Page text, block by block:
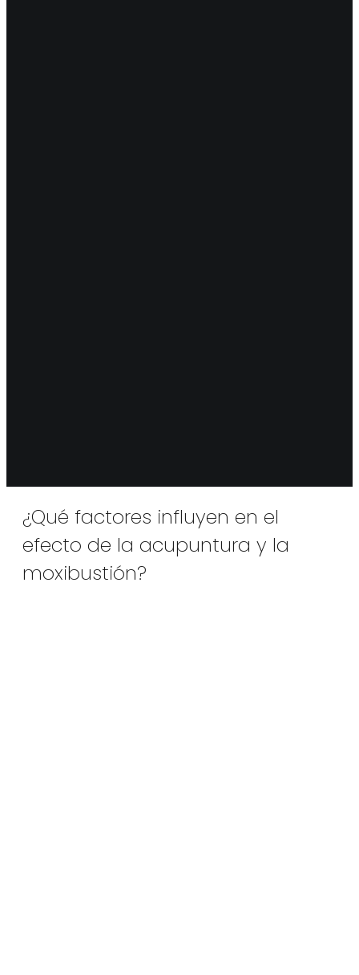
¿Qué factores influyen en el
efecto de la acupuntura y la
moxibustión?